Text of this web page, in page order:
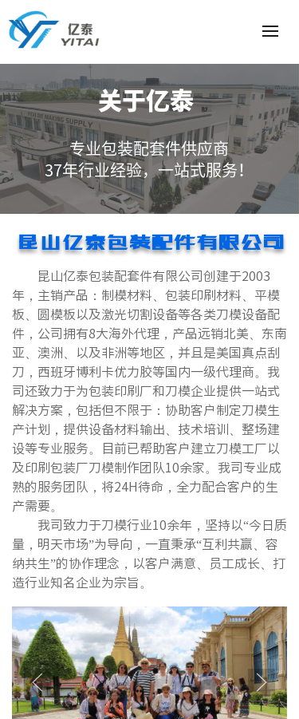
关于亿泰
专业包装配套件供应商
37年行业经验，一站式服务！
昆山亿泰包装配件有限公司
昆山亿泰包装配套件有限公司创建于2003
年，主销产品：制模材料、包装印刷材料、平模
板、圆模板以及激光切割设备等各类刀模设备配
件，公司拥有8大海外代理，产品远销北美、东南
亚、澳洲、以及非洲等地区，并且是美国真点刮
刀，西班牙博利卡优力胶等国内一级代理商。我
司还致力于为包装印刷厂和刀模企业提供一站式
解决方案，包括但不限于：协助客户制定刀模生
产计划，提供设备材料输出、技术培训、整场建
设等专业服务。目前已帮助客户建立刀模工厂以
及印刷包装厂刀模制作团队10余家。我司专业成
熟的服务团队，将24H待命，全力配合客户的生
产需要。
我司致力于刀模行业10余年，坚持以“今日质
量，明天市场”为导向，一直秉承“互利共赢、容
纳共生”的协作理念，以客户满意、员工成长、打
造行业知名企业为宗旨。